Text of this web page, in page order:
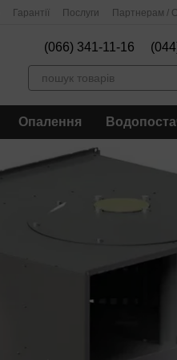
Гарантії Послуги Партнерам /
(066) 341-11-16
Опалення